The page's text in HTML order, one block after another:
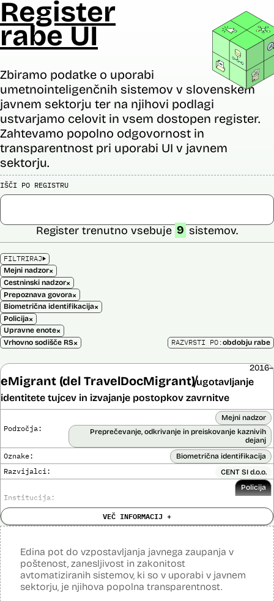
Register
rabe UI
Zbiramo podatke o uporabi
umetnointeligenčnih sistemov v slovenskem
javnem sektorju ter na njihovi podlagi
ustvarjamo celovit in vsem dostopen register.
Zahtevamo popolno odgovornost in
transparentnost pri uporabi UI v javnem
sektorju.
IŠČI PO REGISTRU
FILTRIRAJ
Mejni nadzor×
Cestninski nadzor×
Prepoznava govora×
Biometrična identifikacija×
Policija×
Upravne enote×
Vrhovno sodišče RS×
Register trenutno vsebuje 9 sistemov.
RAZVRSTI PO:obdobju rabe
eMigrant (del TravelDocMigrant)ugotavljanje
identitete tujcev in izvajanje postopkov zavrnitve
2016–
Področja:
Mejni nadzor
Preprečevanje, odkrivanje in preiskovanje kaznivih
dejanj
Oznake: Biometrična identifikacija
Razvijalci: CENT SI d.o.o.
Institucija:
Policija
Cena: 136.701,00 € z DDV
Analiza učinka na osebne podatke opravljena:
Posodobljeno: 3. december 2024
S pomočjo sistema policija ugotavlja identiteto in registrira ilegalne
VEČ INFORMACIJ +
Edina pot do vzpostavljanja javnega zaupanja v
poštenost, zanesljivost in zakonitost
avtomatiziranih sistemov, ki so v uporabi v javnem
sektorju, je njihova popolna transparentnost.